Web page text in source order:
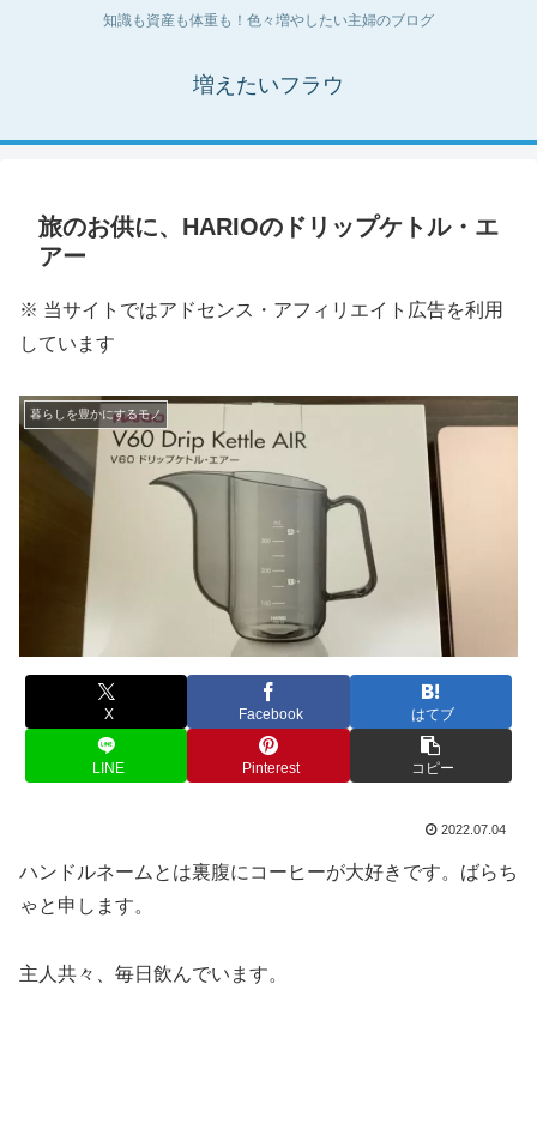
知識も資産も体重も！色々増やしたい主婦のブログ
増えたいフラウ
旅のお供に、HARIOのドリップケトル・エ
アー
※ 当サイトではアドセンス・アフィリエイト広告を利用
しています
暮らしを豊かにするモノ
X Facebook はてブ
LINE Pinterest コピー
2022.07.04
ハンドルネームとは裏腹にコーヒーが大好きです。ばらち
ゃと申します。
主人共々、毎日飲んでいます。